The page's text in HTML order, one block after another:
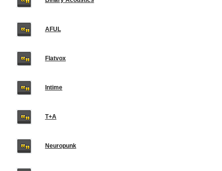
AFUL
Flatvox
Intime
T+A
Neuropunk